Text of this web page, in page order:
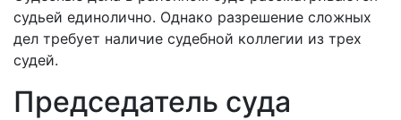
судьей единолично. Однако разрешение сложных
дел требует наличие судебной коллегии из трех
судей.
Председатель суда